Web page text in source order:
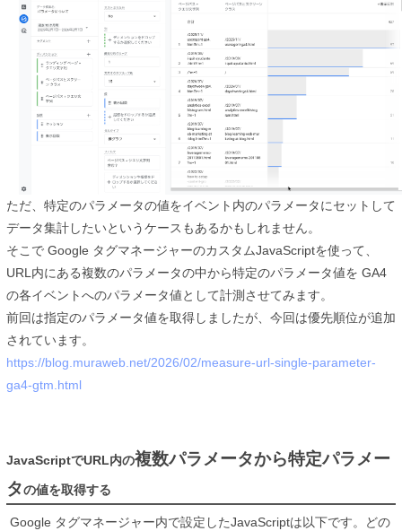
ただ、特定のパラメータの値をイベント内のパラメータにセットして
データ集計したいというケースもあるかもしれません。
そこで Google タグマネージャーのカスタムJavaScriptを使って、
URL内にある複数のパラメータの中から特定のパラメータ値を GA4
の各イベントへのパラメータ値として計測させてみます。
前回は指定のパラメータ値を取得しましたが、今回は優先順位が追加
されています。
https://blog.muraweb.net/2026/02/measure-url-single-parameter-
ga4-gtm.html
JavaScriptでURL内の複数パラメータから特定パラメー
タの値を取得する
Google タグマネージャー内で設定したJavaScriptは以下です。どの